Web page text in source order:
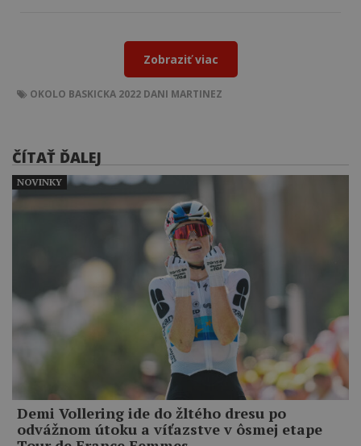
Zobraziť viac
OKOLO BASKICKA 2022 DANI MARTINEZ
ČÍTAŤ ĎALEJ
Demi Vollering ide do žltého dresu po
odvážnom útoku a víťazstve v ôsmej etape
NOVINKY